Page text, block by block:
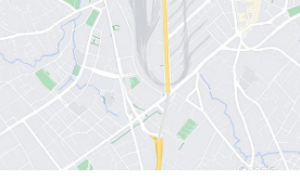
Kontaktieren